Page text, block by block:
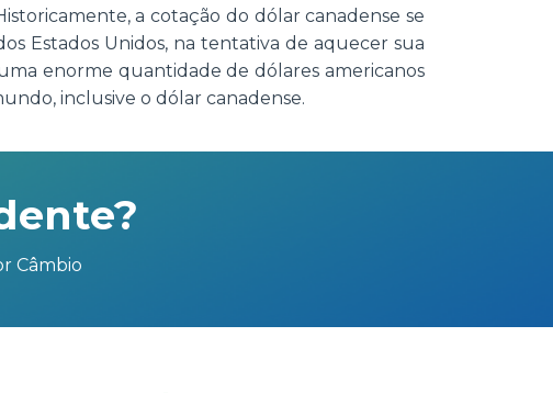
a cotação do dólar canadense se
Estados Unidos, na tentativa de aquecer sua
enorme quantidade de dólares americanos
inclusive o dólar canadense.
Câmbio